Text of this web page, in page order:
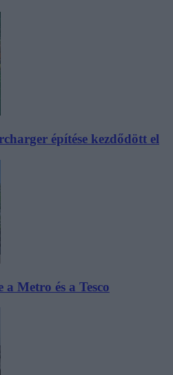
építése kezdődött el
Metro és a Tesco